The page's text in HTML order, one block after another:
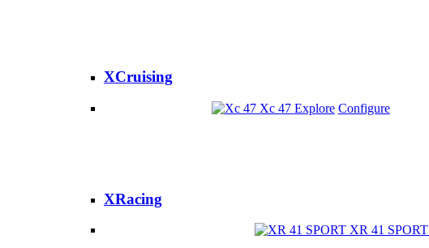
XCruising
Xc 47 Explore Configure
XRacing
XR 41 SPORT